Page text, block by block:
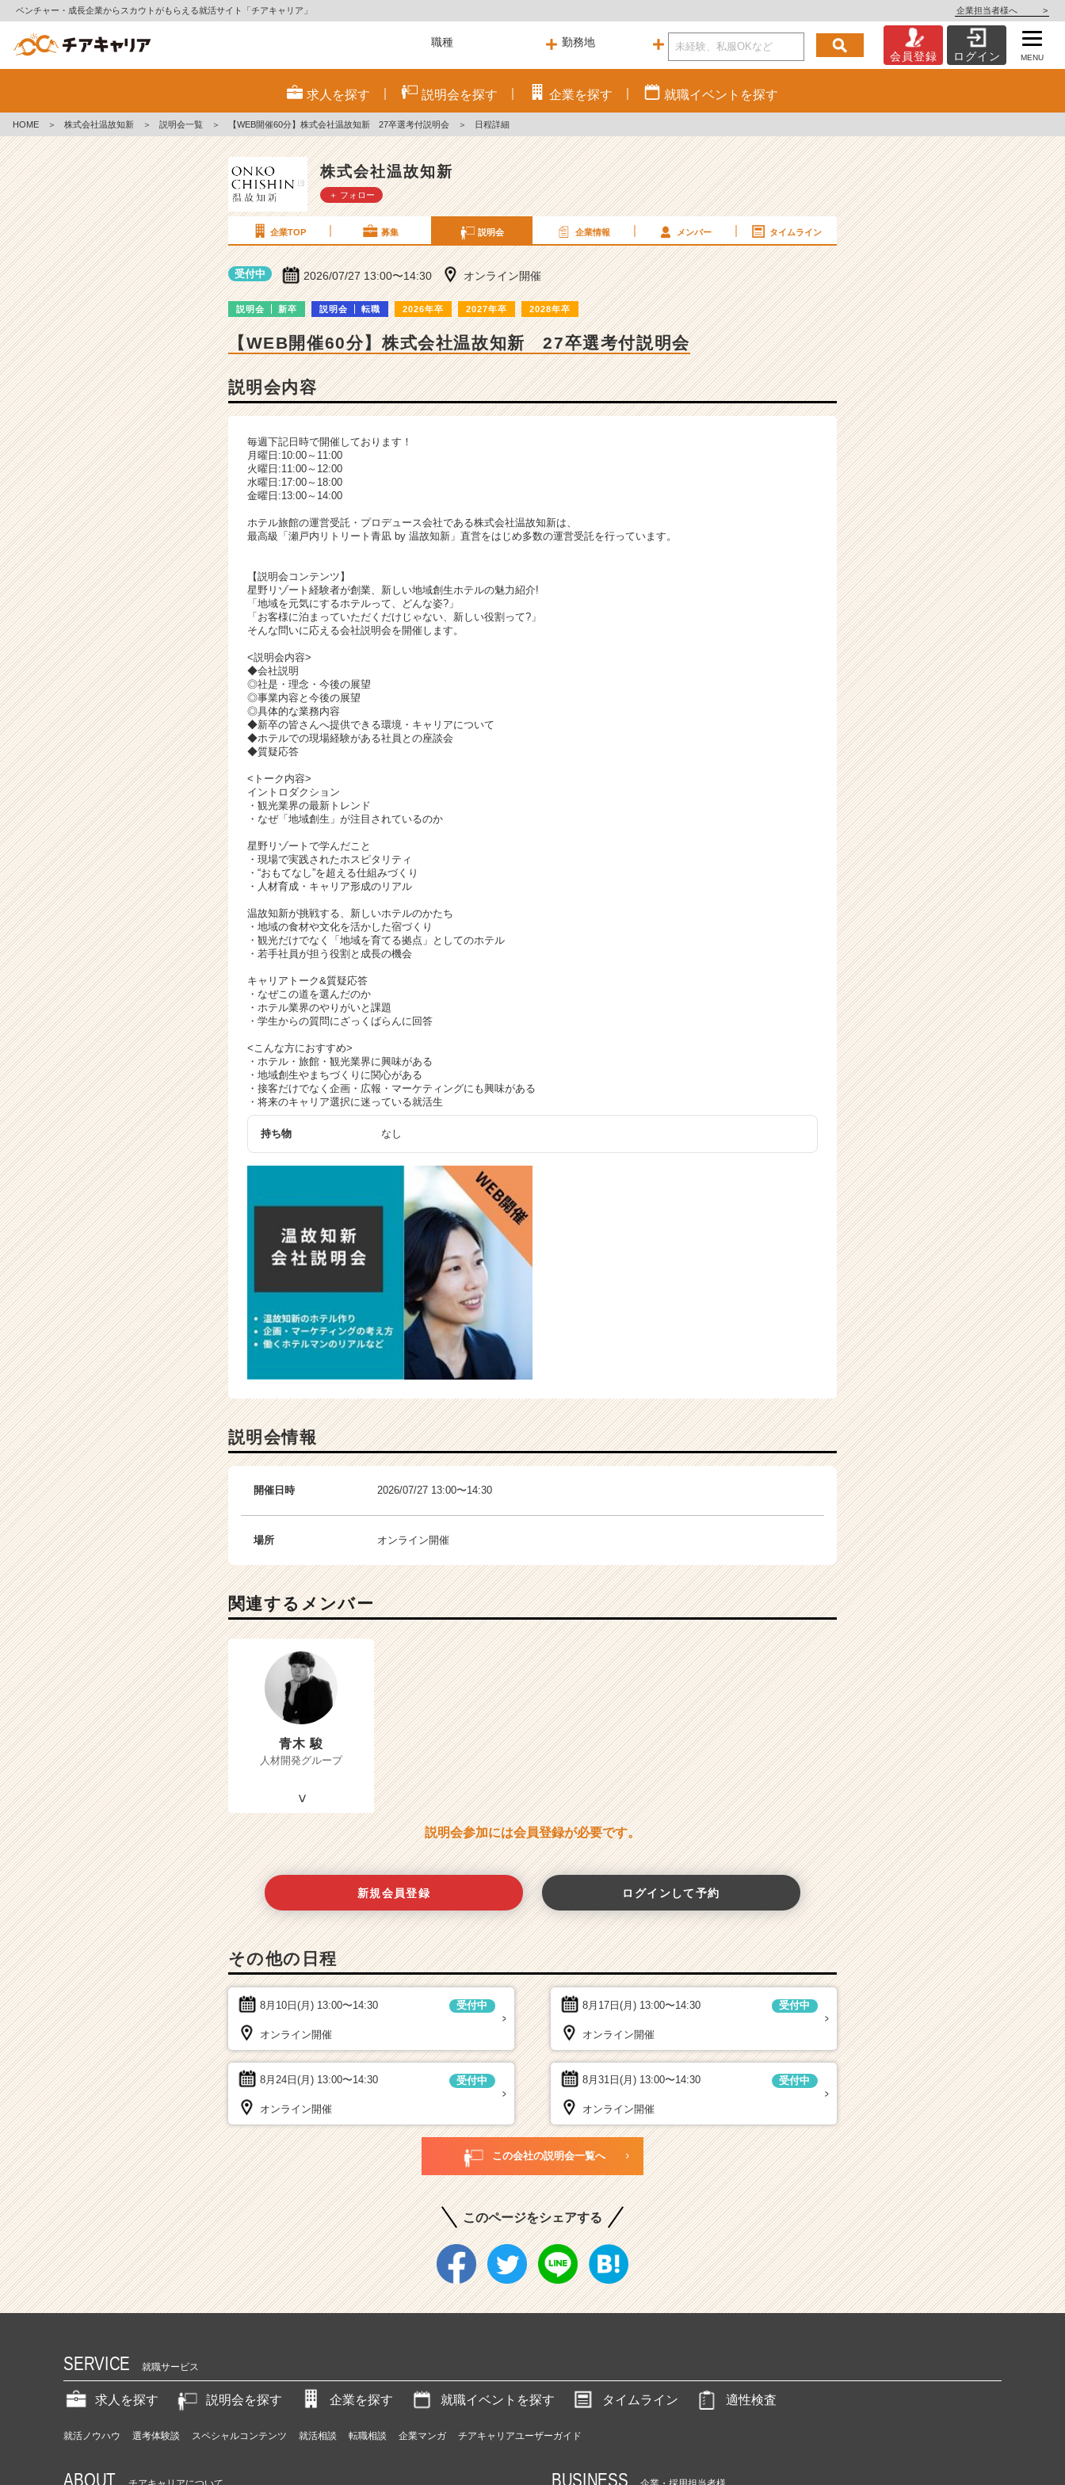
ベンチャー・成長企業からスカウトがもらえる就活サイト「チアキャリア」 企業担当者様へ >
社
温
会員登録 ログイン MENU
求人を探す 説明会を探す 企業を探す 就職イベント を探す
HOME ＞ 株式会社温故知新 ＞ 説明会一覧 ＞ 【WEB開催60分】株式会社温故知新 27卒選考付説明会 ＞ 日程詳細
株式会社温故知新
＋ フォロー
企業TOP 募集 説明会 企業情報 メンバー タイムライン
受付中 2026/07/27 13:00〜14:30 オンライン開催
説明会 新卒 説明会 転職 2026年卒 2027年卒 2028年卒
【WEB開催60分】株式会社温故知新 27卒選考付説明会
説明会内容
毎週下記日時で開催しております！
月曜日:10:00～11:00
火曜日:11:00～12:00
水曜日:17:00～18:00
金曜日:13:00～14:00
ホテル旅館の運営受託・プロデュース会社である株式会社温故知新は、
最高級「瀬戸内リトリート青凪 by 温故知新」直営をはじめ多数の運営受託を行っています。
【説明会コンテンツ】
星野リゾート経験者が創業、新しい地域創生ホテルの魅力紹介!
「地域を元気にするホテルって、どんな姿?」
「お客様に泊まっていただくだけじゃない、新しい役割って?」
そんな問いに応える会社説明会を開催します。
<説明会内容>
◆会社説明
◎社是・理念・今後の展望
◎事業内容と今後の展望
◎具体的な業務内容
◆新卒の皆さんへ提供できる環境・キャリアについて
◆ホテルでの現場経験がある社員との座談会
◆質疑応答
<トーク内容>
イントロダクション
・観光業界の最新トレンド
・なぜ「地域創生」が注目されているのか
星野リゾートで学んだこと
・現場で実践されたホスピタリティ
・“おもてなし”を超える仕組みづくり
・人材育成・キャリア形成のリアル
温故知新が挑戦する、新しいホテルのかたち
・地域の食材や文化を活かした宿づくり
・観光だけでなく「地域を育てる拠点」としてのホテル
・若手社員が担う役割と成長の機会
キャリアトーク&質疑応答
・なぜこの道を選んだのか
・ホテル業界のやりがいと課題
・学生からの質問にざっくばらんに回答
<こんな方におすすめ>
・ホテル・旅館・観光業界に興味がある
・地域創生やまちづくりに関心がある
・接客だけでなく企画・広報・マーケティングにも興味がある
・将来のキャリア選択に迷っている就活生
持ち物 なし
説明会情報
開催日時 2026/07/27 13:00〜14:30
場所 オンライン開催
関連するメンバー
青木 駿
人材開発グループ
説明会参加には会員登録が必要です。
新規会員登録 ログインして予約
その他の日程
8月10日(月) 13:00〜14:30 受付中
オンライン開催
8月17日(月) 13:00〜14:30 受付中
オンライン開催
8月24日(月) 13:00〜14:30 受付中
オンライン開催
8月31日(月) 13:00〜14:30 受付中
オンライン開催
この会社の説明会一覧へ
このページをシェアする
SERVICE 就職サービス
求人を探す 説明会を探す 企業を探す 就職イベントを探す タイムライン 適性検査
就活ノウハウ 選考体験談 スペシャルコンテンツ 就活相談 転職相談 企業マンガ チアキャリアユーザーガイド
ABOUT BUSINESS